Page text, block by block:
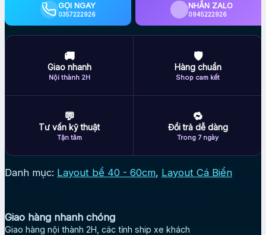
GỌI NGAY
0357222926
NHẮN ZALO
0945222926
🚚
Giao nhanh
Nội thành 2H
🛡
Hàng chuẩn
Shop cam kết
💬
Tư vấn kỹ thuật
Tận tâm
🔁
Đổi trả dễ dàng
Trong 7 ngày
Danh mục: Layout bể 40 - 60cm, Layout Cá Biển
Giao hàng nhanh chóng
Giao hàng nội thành 2H, các tỉnh ship xe khách